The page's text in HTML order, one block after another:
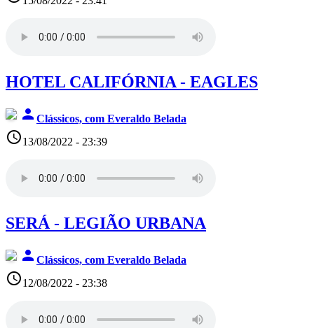
HOTEL CALIFÓRNIA - EAGLES
person Clássicos, com Everaldo Belada
access_time13/08/2022 - 23:39
SERÁ - LEGIÃO URBANA
person Clássicos, com Everaldo Belada
access_time12/08/2022 - 23:38